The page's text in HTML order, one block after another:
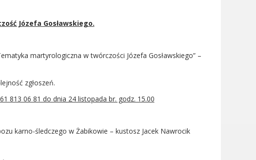
Józefa Gosławskiego.
martyrologiczna w twórczości Józefa Gosławskiego” –
zgłoszeń.
813 06 81 do dnia 24 listopada br. godz. 15.00
karno-śledczego w Żabikowie – kustosz Jacek Nawrocik